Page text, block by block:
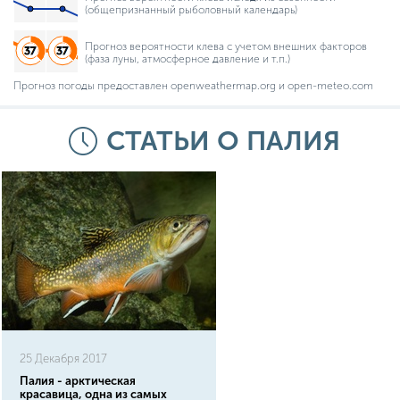
(общепризнанный рыболовный календарь)
Прогноз вероятности клева с учетом внешних факторов
(фаза луны, атмосферное давление и т.п.)
Прогноз погоды предоставлен openweathermap.org и open-meteo.com
СТАТЬИ О ПАЛИЯ
25 Декабря 2017
Палия - арктическая
красавица, одна из самых